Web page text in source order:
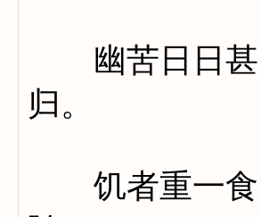
幽苦日日甚
归。
饥者重一食